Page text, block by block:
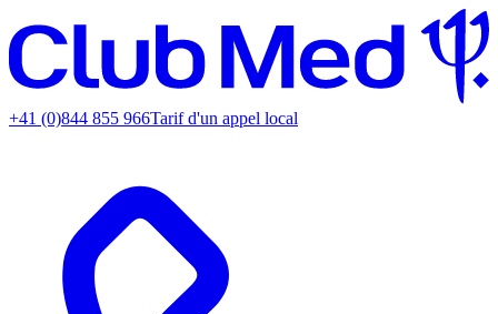
+41 (0)844 855 966Tarif d'un appel local